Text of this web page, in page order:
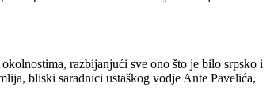
razbijanjući sve ono što je bilo srpsko i
bliski saradnici ustaškog vodje Ante Pavelića,